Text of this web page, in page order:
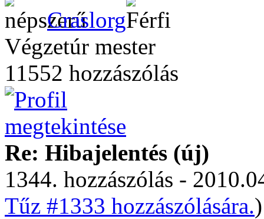
Craslorg
Végzetúr mester
11552 hozzászólás
Re: Hibajelentés (új)
1344. hozzászólás -
Tűz #1333 hozzászólására.)